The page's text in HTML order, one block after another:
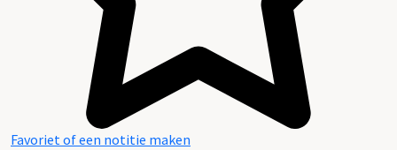
Favoriet of een notitie maken